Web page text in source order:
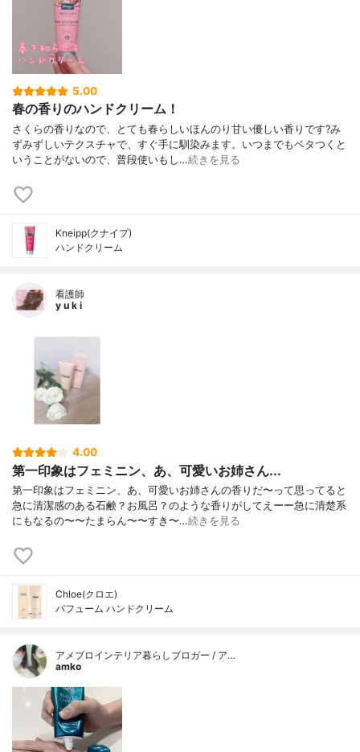
5.00
春の香りのハンドクリーム！
さくらの香りなので、とても春らしいほんのり甘い優しい香りです?み
ずみずしいテクスチャで、すぐ手に馴染みます。いつまでもベタつくと
いうことがないので、普段使いもし…続きを見る
Kneipp(クナイプ)
ハンドクリーム
看護師
y u k i
4.00
第一印象はフェミニン、あ、可愛いお姉さん...
第一印象はフェミニン、あ、可愛いお姉さんの香りだ〜って思ってると
急に清潔感のある石鹸？お風呂？のような香りがしてえーー急に清楚系
にもなるの〜〜たまらん〜〜すき〜…続きを見る
Chloe(クロエ)
パフューム ハンドクリーム
アメブロインテリア暮らしブロガー / ア…
amko